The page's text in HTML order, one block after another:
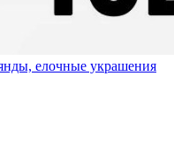
елочные украшения